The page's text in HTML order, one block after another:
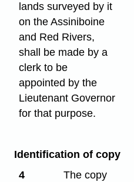
lands surveyed by it
on the Assiniboine
and Red Rivers,
shall be made by a
clerk to be
appointed by the
Lieutenant Governor
for that purpose.
Identification of copy
4
The copy